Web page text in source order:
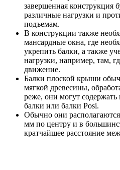
завершенная конструкция
различные нагрузки и
подъемам.
В конструкции также
мансардные окна, где
укрепить балки, а также
нагрузки, например, там,
движение.
Балки плоской крыши
мягкой древесины,
реже, они могут содержать
балки или балки Posi.
Обычно они
мм по центру и в
кратчайшее расстояние